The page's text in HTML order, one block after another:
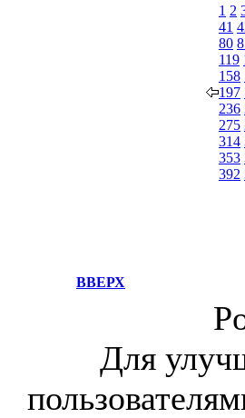
1 2
41
80
119
158
197
236
275
314
353
392
ВВЕРХ
Для